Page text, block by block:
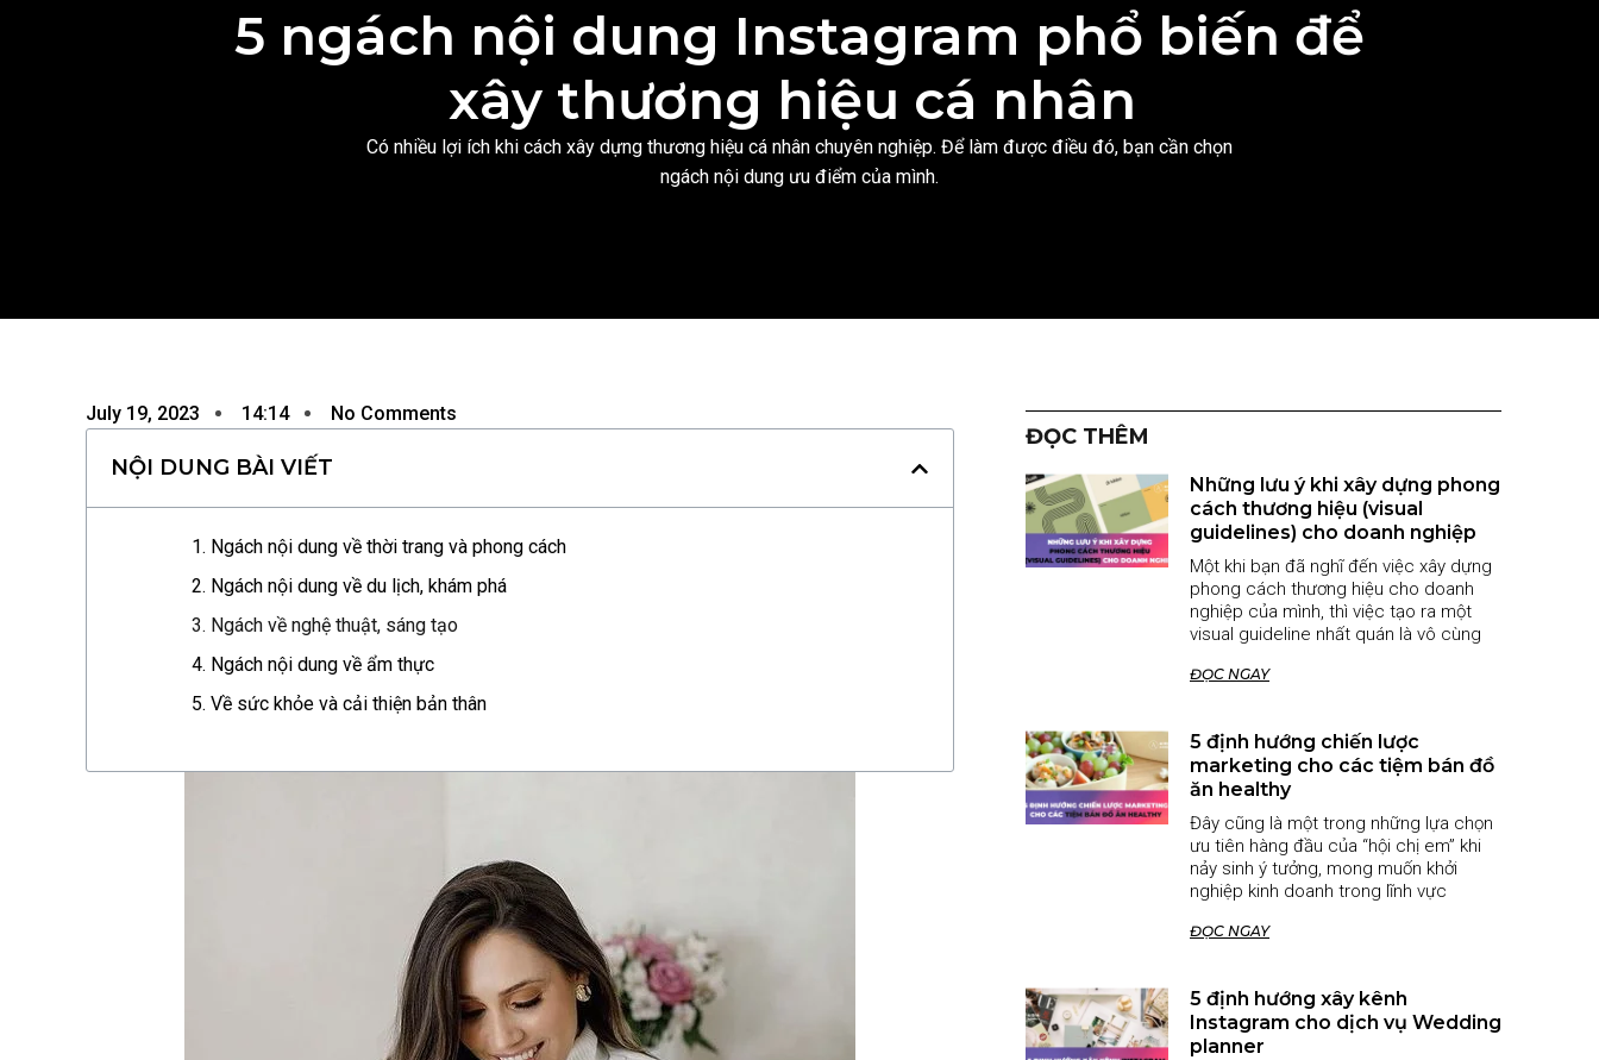
5 ngách nội dung Instagram phổ biến để
xây thương hiệu cá nhân
Có nhiều lợi ích khi cách xây dựng thương hiệu cá nhân chuyên nghiệp. Để làm được điều đó, bạn cần chọn
ngách nội dung ưu điểm của mình.
July 19, 2023 14:14 No Comments
NỘI DUNG BÀI VIẾT
1. Ngách nội dung về thời trang và phong cách
2. Ngách nội dung về du lịch, khám phá
3. Ngách về nghệ thuật, sáng tạo
4. Ngách nội dung về ẩm thực
5. Về sức khỏe và cải thiện bản thân
ĐỌC THÊM
Những lưu ý khi xây dựng phong
cách thương hiệu (visual
guidelines) cho doanh nghiệp
Một khi bạn đã nghĩ đến việc xây dựng
phong cách thương hiệu cho doanh
nghiệp của mình, thì việc tạo ra một
visual guideline nhất quán là vô cùng
ĐỌC NGAY
5 định hướng chiến lược
marketing cho các tiệm bán đồ
ăn healthy
Đây cũng là một trong những lựa chọn
ưu tiên hàng đầu của “hội chị em” khi
nảy sinh ý tưởng, mong muốn khởi
nghiệp kinh doanh trong lĩnh vực
ĐỌC NGAY
5 định hướng xây kênh
Instagram cho dịch vụ Wedding
planner